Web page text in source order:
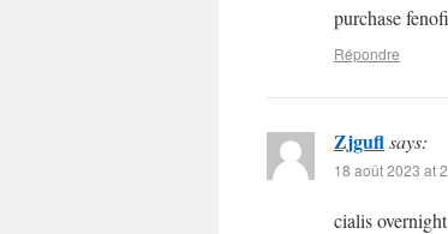
purchase
Répondre
Zjguflsays:
18 août 2023 at
cialis